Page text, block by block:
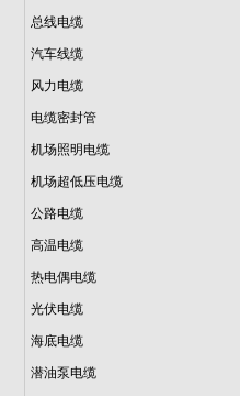
总线电缆
汽车线缆
风力电缆
电缆密封管
机场照明电缆
机场超低压电缆
公路电缆
高温电缆
热电偶电缆
光伏电缆
海底电缆
潜油泵电缆